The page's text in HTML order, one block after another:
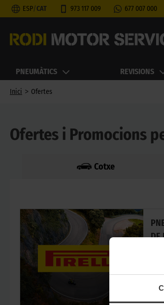
ESP/CAT 973 117 009 677 007 000
PNEUMÀTICS REVISIONS
Inici > Ofertes
Ofertes i Promocions
Cotxe
DE